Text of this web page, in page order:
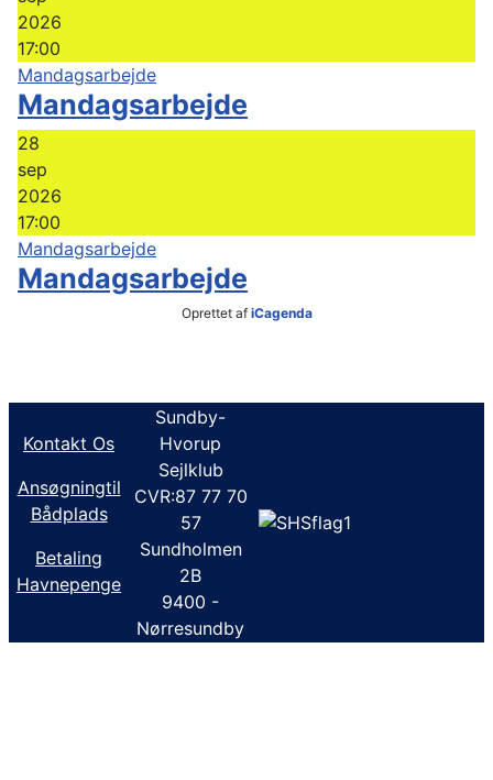
2026
17:00
Mandagsarbejde
Mandagsarbejde
28
sep
2026
17:00
Mandagsarbejde
Mandagsarbejde
Oprettet af iCagenda
Kontakt Os
Ansøgningtil
Bådplads
Betaling
Havnepenge
Sundby-
Hvorup
Sejlklub
CVR:87 77 70
57
Sundholmen
2B
9400 -
Nørresundby